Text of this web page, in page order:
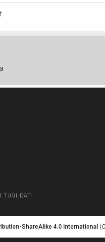
TUOI DATI
ShareAlike 4.0 International